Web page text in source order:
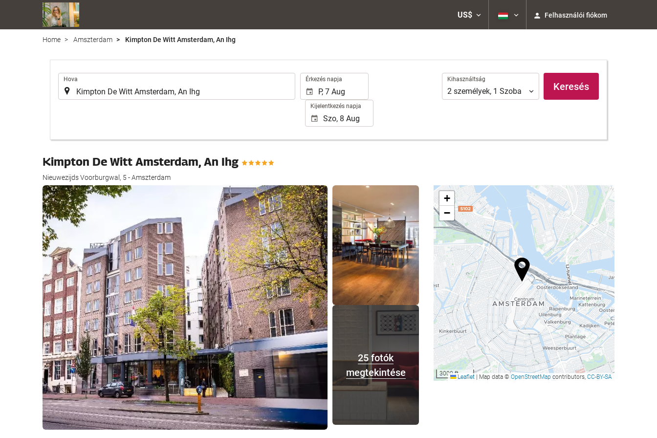
US$ Felhasználói fiókom
Home Amszterdam Kimpton De Witt Amsterdam, An Ihg
Hova Érkezés napja
Kijelentkezés napja
Kihasználtság
Kihasználtság
2 személyek, 1 Szoba Keresés
Kimpton De Witt Amsterdam, An Ihg
Nieuwezijds Voorburgwal, 5 - Amszterdam
25 fotók
megtekintése
25 fotók megtekintése
+
−
3000 ftLeaflet Map data © OpenStreetMap contributors, CC-BY-SA